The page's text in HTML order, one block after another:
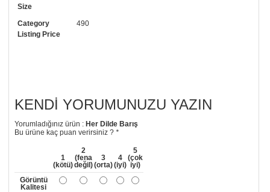
numaramızdan ulaşabilirsiniz.
Size
Category
Listing Price
490
KENDI YORUMUNUZU YAZIN
Yorumladığınız ürün :Her Dilde Barış
Bu ürüne kaç puan verirsiniz ?*
1
(kötü)
2
(fena
değil)
3
(orta)
4
(iyi)
5
(çok
iyi)
Görüntü
Kalitesi